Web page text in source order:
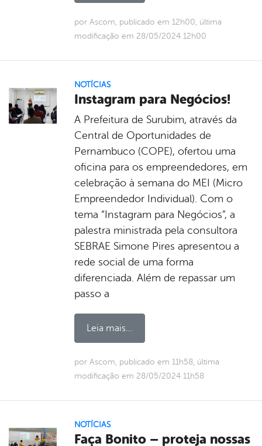
por Ascom, publicado em 12h00, última
modificação em 28/05/2024 12h00
NOTÍCIAS
Instagram para Negócios!
A Prefeitura de Surubim, através da
Central de Oportunidades de
Pernambuco (COPE), ofertou uma
oficina para os empreendedores, em
celebração à semana do MEI (Micro
Empreendedor Individual). Com o
tema “Instagram para Negócios”, a
palestra ministrada pela consultora
SEBRAE Simone Pires apresentou a
rede social de uma forma
diferenciada. Além de repassar um
passo a
Leia mais...
por Ascom, publicado em 11h58, última
modificação em 28/05/2024 11h58
NOTÍCIAS
Faça Bonito – proteja nossas